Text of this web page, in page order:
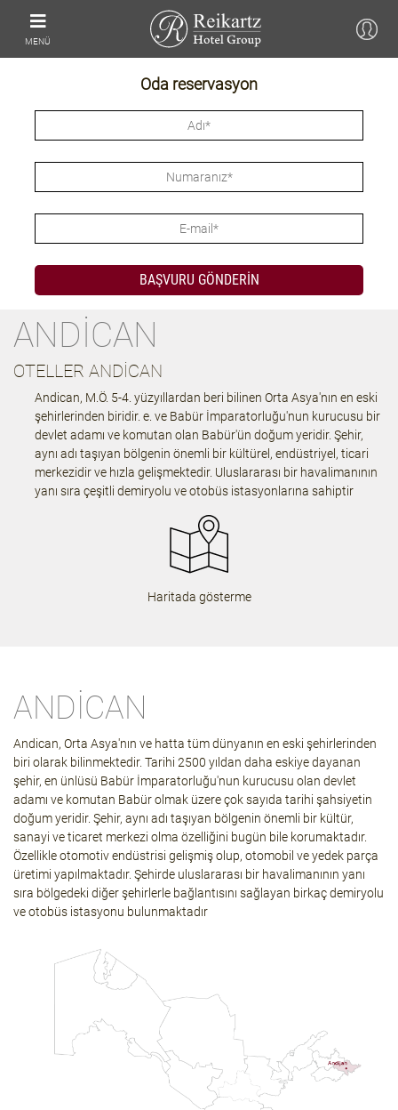
MENÜ
Oda reservasyon
ANDICAN
OTELLER ANDICAN
Andican, M.Ö. 5-4. yüzyıllardan beri bilinen Orta Asya'nın en eski
şehirlerinden biridir. e. ve Babür İmparatorluğu'nun kurucusu bir
devlet adamı ve komutan olan Babür'ün doğum yeridir. Şehir,
aynı adı taşıyan bölgenin önemli bir kültürel, endüstriyel, ticari
merkezidir ve hızla gelişmektedir. Uluslararası bir havalimanının
yanı sıra çeşitli demiryolu ve otobüs istasyonlarına sahiptir
Haritada gösterme
ANDICAN
Andican, Orta Asya'nın ve hatta tüm dünyanın en eski şehirlerinden
biri olarak bilinmektedir. Tarihi 2500 yıldan daha eskiye dayanan
şehir, en ünlüsü Babür İmparatorluğu'nun kurucusu olan devlet
adamı ve komutan Babür olmak üzere çok sayıda tarihi şahsiyetin
doğum yeridir. Şehir, aynı adı taşıyan bölgenin önemli bir kültür,
sanayi ve ticaret merkezi olma özelliğini bugün bile korumaktadır.
Özellikle otomotiv endüstrisi gelişmiş olup, otomobil ve yedek parça
üretimi yapılmaktadır. Şehirde uluslararası bir havalimanının yanı
sıra bölgedeki diğer şehirlerle bağlantısını sağlayan birkaç demiryolu
ve otobüs istasyonu bulunmaktadır